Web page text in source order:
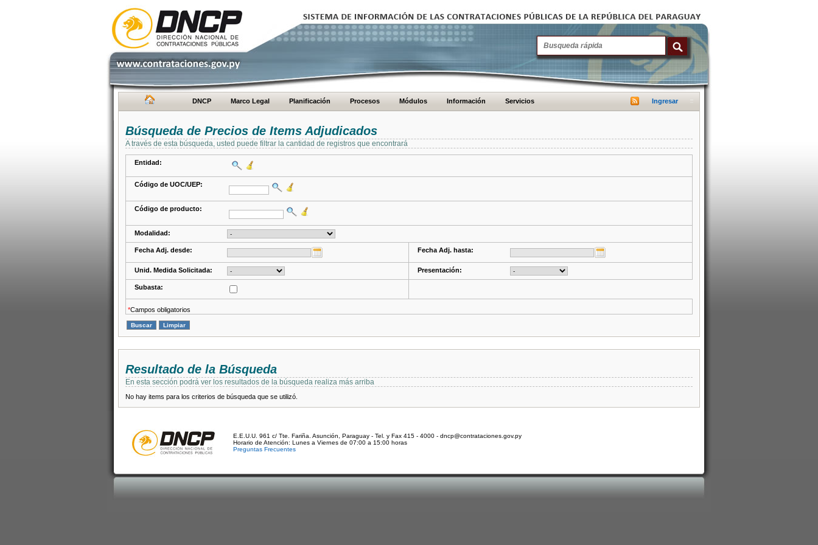
DNCP Marco Legal Planificación Procesos Módulos Información Servicios Ingresar
Búsqueda de Precios de Items Adjudicados
A través de esta búsqueda, usted puede filtrar la cantidad de registros que encontrará
Entidad:
Código de UOC/UEP:
Código de producto:
Modalidad:
Fecha Adj. desde: Fecha Adj. hasta:
Unid. Medida Solicitada: Presentación:
Subasta:
*Campos obligatorios
Resultado de la Búsqueda
En esta sección podrá ver los resultados de la búsqueda realiza más arriba
No hay items para los criterios de búsqueda que se utilizó.
E.E.U.U. 961 c/ Tte. Fariña. Asunción, Paraguay - Tel. y Fax 415 - 4000 - dncp@contrataciones.gov.py
Horario de Atención: Lunes a Viernes de 07:00 a 15:00 horas
Preguntas Frecuentes